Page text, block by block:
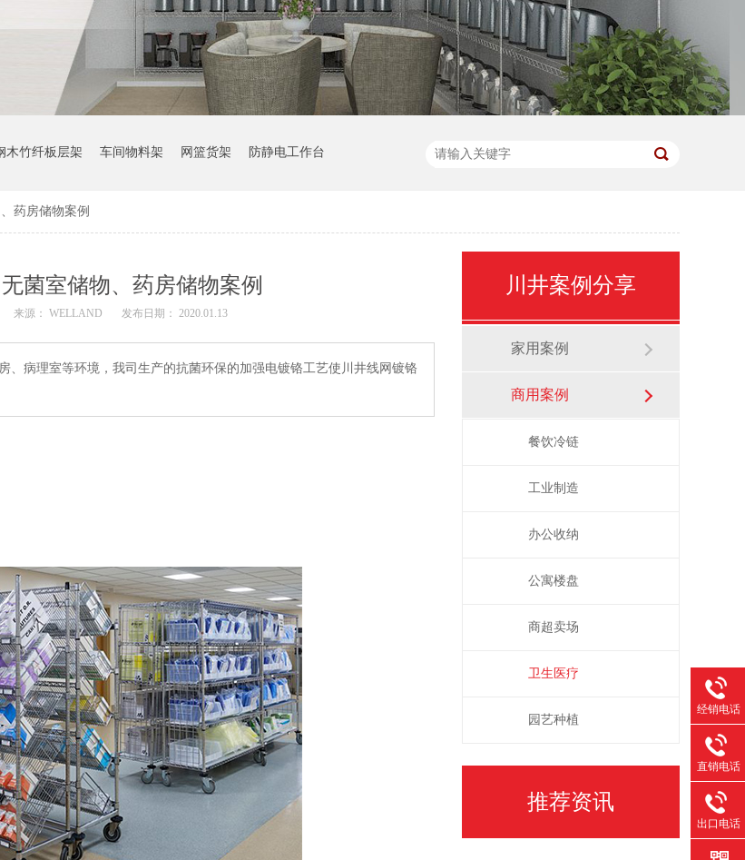
木竹纤板层架 车间物料架 网篮货架 防静电工作台
药房储物案例
菌室储物、药房储物案例
来源： WELLAND 发布日期： 2020.01.13
、病理室等环境，我司生产的抗菌环保的加强电镀铬工艺使川井线网镀铬
川井案例分享
家用案例
商用案例
餐饮冷链
工业制造
办公收纳
公寓楼盘
商超卖场
卫生医疗
园艺种植
推荐资讯
经销电话
直销电话
出口电话